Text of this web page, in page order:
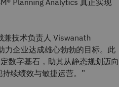
Planning Analytics 真正实现
兼技术负责人 Viswanath
力企业达成雄心勃勃的目标。此
数字基石，助其从静态规划迈向
续绩效与敏捷运营。”